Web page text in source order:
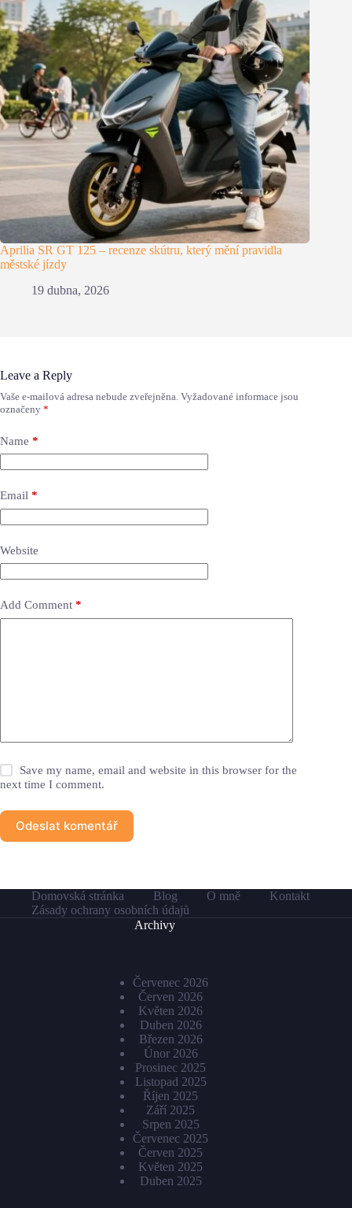
Aprilia SR GT 125 – recenze skútru, který mění pravidla
městské jízdy
19 dubna, 2026
Leave a Reply
Vaše e-mailová adresa nebude zveřejněna. Vyžadované informace jsou
označeny *
Name *
Email *
Website
Add Comment *
Save my name, email and website in this browser for the
next time I comment.
Odeslat komentář
Domovská stránka Blog O mně
Kontakt
Zásady ochrany osobních údajů
Archivy
Červenec 2026
Červen 2026
Květen 2026
Duben 2026
Březen 2026
Únor 2026
Prosinec 2025
Listopad 2025
Říjen 2025
Září 2025
Srpen 2025
Červenec 2025
Červen 2025
Květen 2025
Duben 2025